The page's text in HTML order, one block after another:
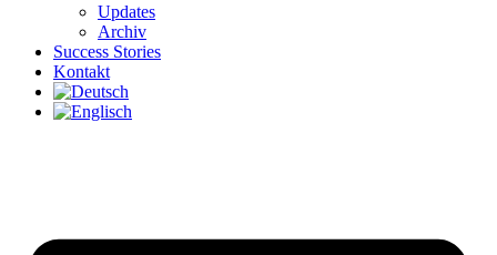
Updates
Archiv
Success Stories
Kontakt